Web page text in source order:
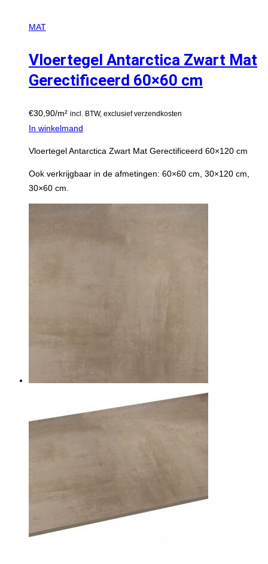
MAT
Vloertegel Antarctica Zwart Mat
Gerectificeerd 60×60 cm
€30,90/m² incl. BTW, exclusief verzendkosten
In winkelmand
Vloertegel Antarctica Zwart Mat Gerectificeerd 60×120 cm
Ook verkrijgbaar in de afmetingen: 60×60 cm, 30×120 cm,
30×60 cm.